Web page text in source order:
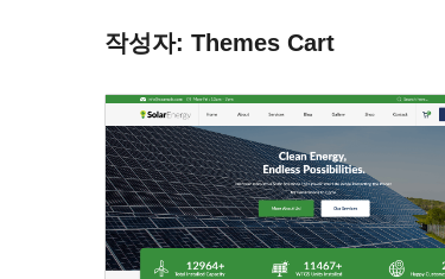
작성자: Themes Cart